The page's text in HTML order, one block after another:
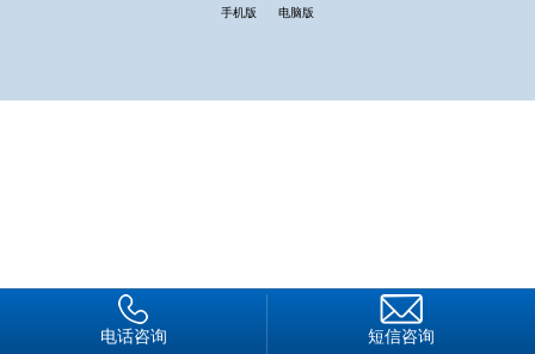
构、上下班时间、车辆规定停放地点等，迅速与小区居民打成一
区安全，保安队一边迅速与辖区派出所管片民警及周围保安队取
得联系，一边和小区物业管理部门联系，加快着手小区安全防范
手机版
电脑版
电话咨询 短信咨询